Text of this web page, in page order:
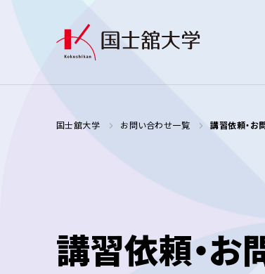
国士舘大学 お問い合わせ一覧 講習依頼・お
講習依頼・お